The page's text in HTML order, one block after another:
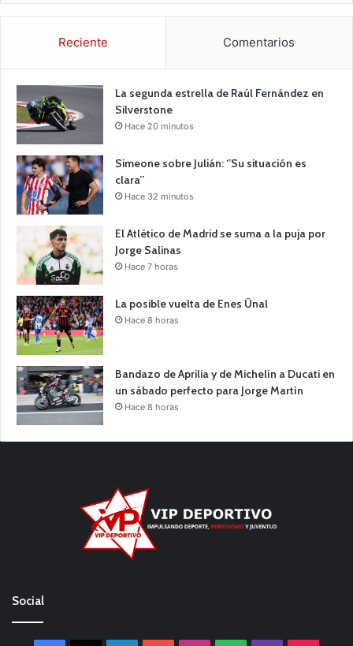
Reciente Comentarios
La segunda estrella de Raúl Fernández en
Silverstone
Hace 20 minutos
Simeone sobre Julián: ‘’Su situación es
clara’’
Hace 32 minutos
El Atlético de Madrid se suma a la puja por
Jorge Salinas
Hace 7 horas
La posible vuelta de Enes Ünal
Hace 8 horas
Bandazo de Aprilia y de Michelín a Ducati en
un sábado perfecto para Jorge Martín
Hace 8 horas
Social